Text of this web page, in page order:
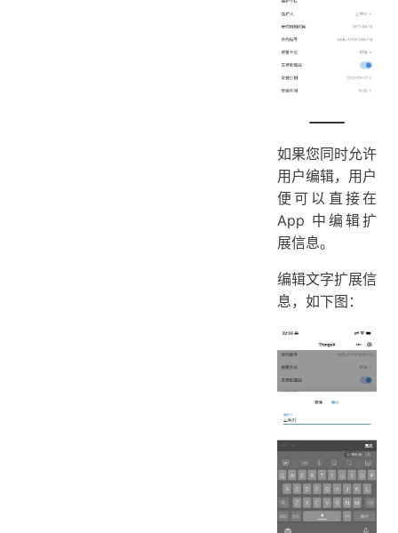
如果您同时允许
用户编辑，用户
便可以直接在
App 中编辑扩
展信息。
编辑文字扩展信
息，如下图：